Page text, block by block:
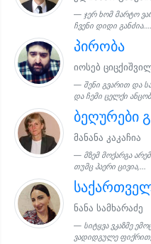
ჯერ ხომ მარტო
ჩვენი დიდი განძია....
პირობა
იოსებ
შენი გვარით და
და ჩემი ცელქი
ბეღურები
მანანა კაკაჩია
მზემ მოქარგა
თუმც ჰაერი ცივია,...
ნანა სამხარაძე
სიტყვა ვკაზმე
ვადიდგულე